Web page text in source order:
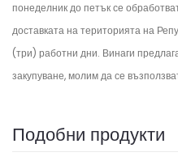
понеделник до петък се
доставката на територията на
(три) работни дни. Винаги
закупуване, молим да се
Подобни продукти